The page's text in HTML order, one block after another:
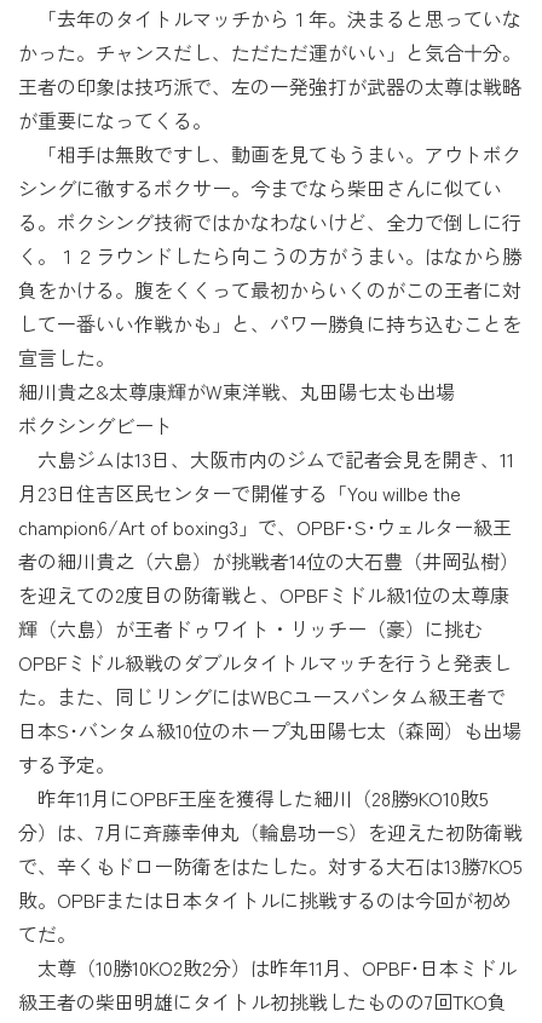
「去年のタイトルマッチから１年。決まると思っていな
かった。チャンスだし、ただただ運がいい」と気合十分。
王者の印象は技巧派で、左の一発強打が武器の太尊は戦略
が重要になってくる。
「相手は無敗ですし、動画を見てもうまい。アウトボク
シングに徹するボクサー。今までなら柴田さんに似てい
る。ボクシング技術ではかなわないけど、全力で倒しに行
く。１２ラウンドしたら向こうの方がうまい。はなから勝
負をかける。腹をくくって最初からいくのがこの王者に対
して一番いい作戦かも」と、パワー勝負に持ち込むことを
宣言した。
細川貴之&太尊康輝がW東洋戦、丸田陽七太も出場
ボクシングビート
六島ジムは13日、大阪市内のジムで記者会見を開き、11
月23日住吉区民センターで開催する「You willbe the
champion6/Art of boxing3」で、OPBF･S･ウェルター級王
者の細川貴之（六島）が挑戦者14位の大石豊（井岡弘樹）
を迎えての2度目の防衛戦と、OPBFミドル級1位の太尊康
輝（六島）が王者ドゥワイト・リッチー（豪）に挑む
OPBFミドル級戦のダブルタイトルマッチを行うと発表し
た。また、同じリングにはWBCユースバンタム級王者で
日本S･バンタム級10位のホープ丸田陽七太（森岡）も出場
する予定。
昨年11月にOPBF王座を獲得した細川（28勝9KO10敗5
分）は、7月に斉藤幸伸丸（輪島功一S）を迎えた初防衛戦
で、辛くもドロー防衛をはたした。対する大石は13勝7KO5
敗。OPBFまたは日本タイトルに挑戦するのは今回が初め
てだ。
太尊（10勝10KO2敗2分）は昨年11月、OPBF･日本ミドル
級王者の柴田明雄にタイトル初挑戦したものの7回TKO負